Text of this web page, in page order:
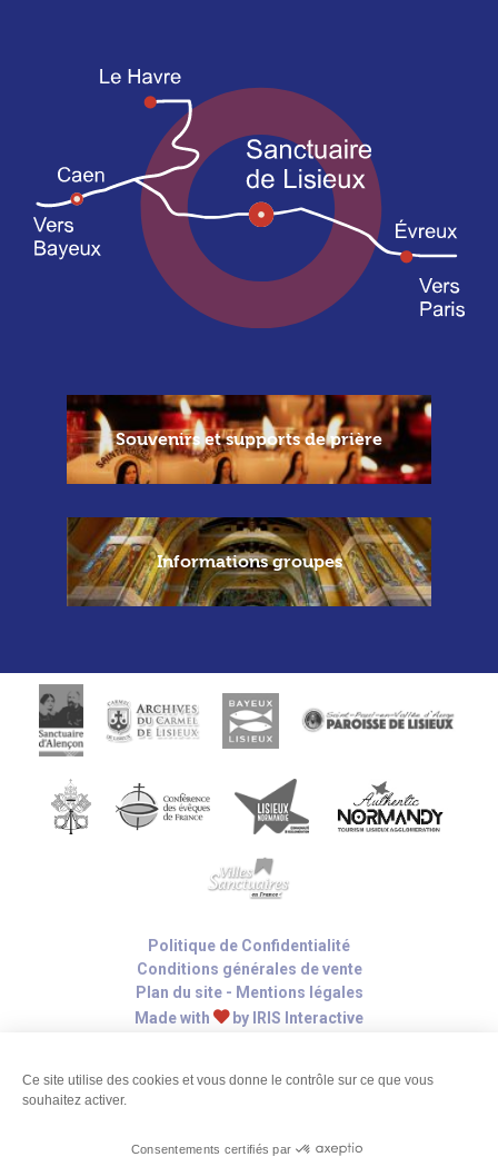
Souvenirs et supports de prière
Informations groupes
Politique de Confidentialité
Conditions générales de vente
Plan du site - Mentions légales
Made with
by
IRIS Interactive
confidentialitéet lesconditions d'utilisationde Google
Ce site utilise des cookies et vous donne le contrôle sur ce que vous
souhaitez activer.
Consentements certifiés par